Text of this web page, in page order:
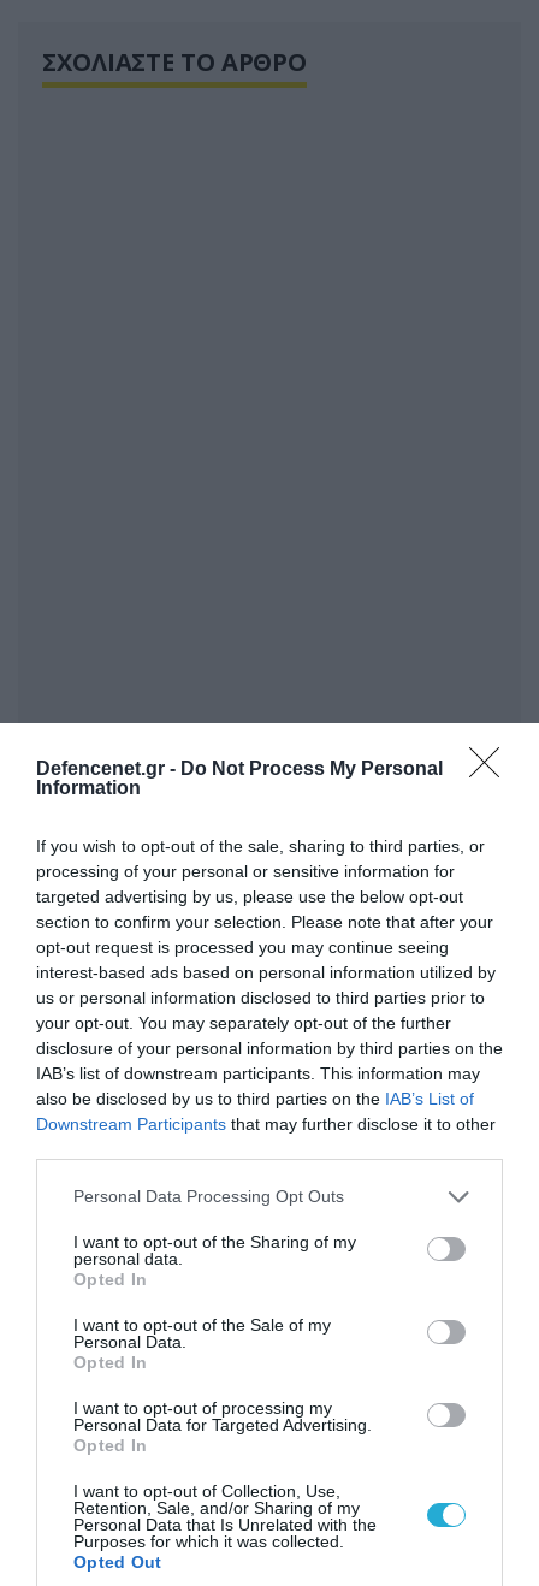
Defencenet.gr - Do Not Process My Personal
Information
If you wish to opt-out of the sale, sharing to third parties, or
processing of your personal or sensitive information for
targeted advertising by us, please use the below opt-out
section to confirm your selection. Please note that after your
opt-out request is processed you may continue seeing
interest-based ads based on personal information utilized by
us or personal information disclosed to third parties prior to
your opt-out. You may separately opt-out of the further
disclosure of your personal information by third parties on the
IAB’s list of downstream participants. This information may
also be disclosed by us to third parties on the IAB’s List of
Downstream Participants that may further disclose it to other
Please note that this website/app uses one or more Google
not limited to your visit or usage behaviour. You may click to
grant or deny consent to Google and its third-party tags to
use your data for below specified purposes in below Google
consent section.
Personal Data Processing Opt Outs
I want to opt-out of the Sharing of my
personal data.
Opted In
I want to opt-out of the Sale of my
Personal Data.
Opted In
I want to opt-out of processing my
Personal Data for Targeted Advertising.
Opted In
I want to opt-out of Collection, Use,
Retention, Sale, and/or Sharing of my
Personal Data that Is Unrelated with the
Purposes for which it was collected.
Opted Out
ΣΧΟΛΙΑΣΤΕ ΤΟ ΑΡΘΡΟ
FOCUS ON
09.08.2026 | 02:02
Ισραηλινές δυνάμεις εισήλθαν σε
χωριό του νότιου Λιβάνου
09.08.2026
Τουρκία: Ζητά «μορατόριουμ»
αμυντική συμφωνία είναι ίδια
με το άρθρο 5 του ΝΑΤΟ» (upd)
Μαζική ρωσική επίθεση με
Iskander-M και drones Geran
στην Ουκρανία: Στο στόχαστρο το